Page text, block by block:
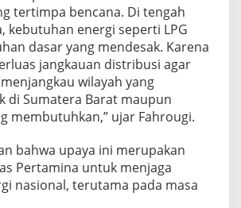
a
n
B
a
n
t
u
a
n
P
G
k
e
tertimpa bencana. Di tengah
kebutuhan energi seperti LPG
dasar yang mendesak. Karena
jangkauan distribusi agar
wilayah yang
di Sumatera Barat maupun
membutuhkan,” ujar Fahrougi.
bahwa upaya ini merupakan
Pertamina untuk menjaga
nasional, terutama pada masa